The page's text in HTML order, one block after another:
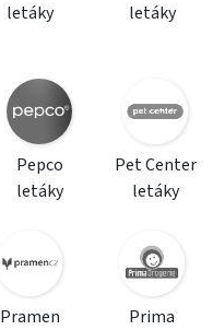
letáky
letáky
Pepco
letáky
Pet Center
letáky
Pramen
Prima